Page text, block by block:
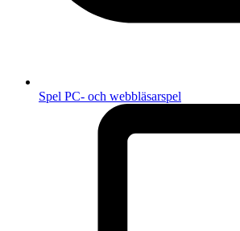
Spel PC- och webbläsarspel